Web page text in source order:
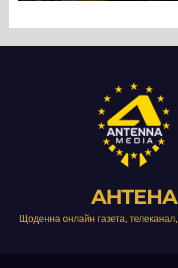
Три», що
АНТЕНА
Щоденна онлайн газета, телеканал,